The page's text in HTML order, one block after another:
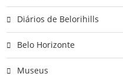
Diários de Belorihills
Belo Horizonte
Museus